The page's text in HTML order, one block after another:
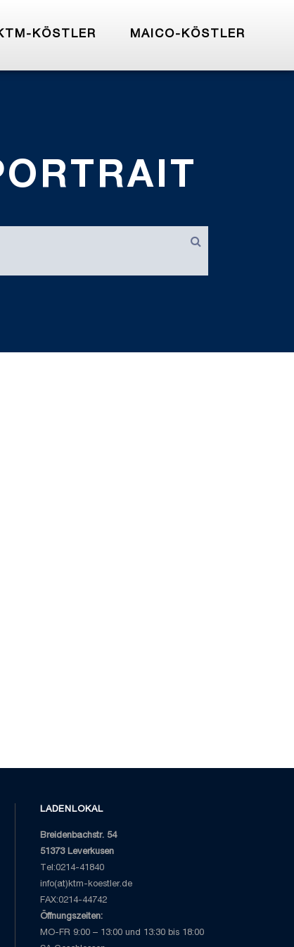
KÖSTLER MAICO-KÖSTLER
LADENLOKAL
Breidenbachstr. 54
51373 Leverkusen
Tel:0214-41840
info(at)ktm-koestler.de
FAX:0214-44742
Öffnungszeiten:
MO-FR 9:00 – 13:00 und 13:30 bis 18:00